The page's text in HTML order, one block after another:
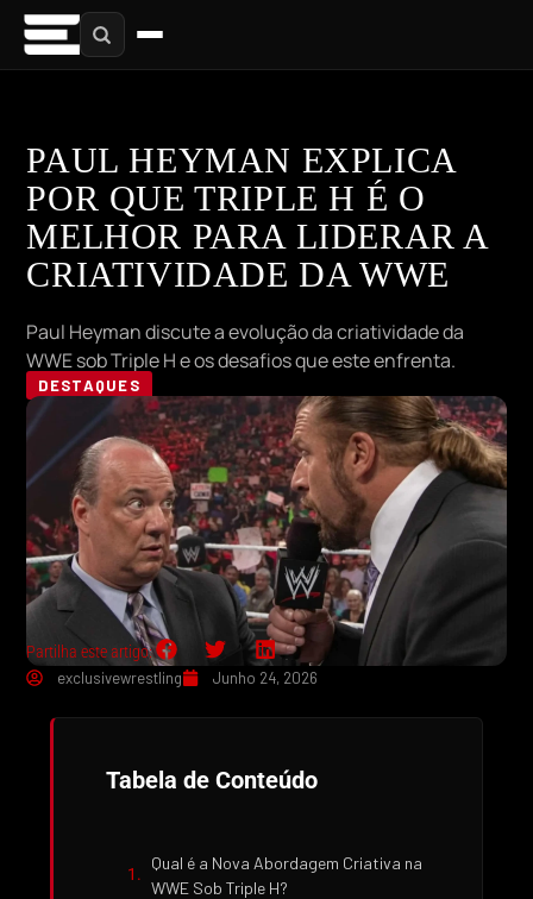
PAUL HEYMAN EXPLICA
POR QUE TRIPLE H É O
MELHOR PARA LIDERAR A
CRIATIVIDADE DA WWE
Paul Heyman discute a evolução da criatividade da
WWE sob Triple H e os desafios que este enfrenta.
DESTAQUES
Partilha este artigo:
exclusivewrestling
Junho 24, 2026
Tabela de Conteúdo
Qual é a Nova Abordagem Criativa na
WWE Sob Triple H?